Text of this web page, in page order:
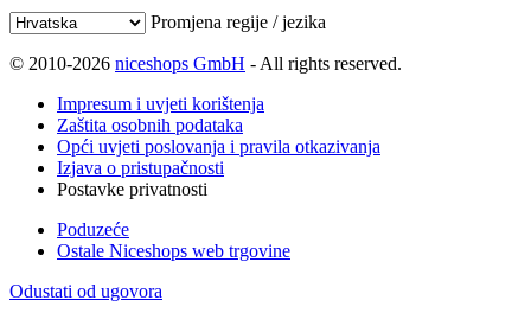
Promjena regije / jezika
© 2010-2026 niceshops GmbH - All rights reserved.
Impresum i uvjeti korištenja
Zaštita osobnih podataka
Opći uvjeti poslovanja i pravila otkazivanja
Izjava o pristupačnosti
Postavke privatnosti
Poduzeće
Ostale Niceshops web trgovine
Odustati od ugovora